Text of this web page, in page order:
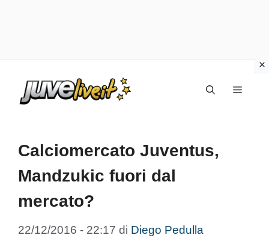
Menu
Calciomercato Juventus,
Mandzukic fuori dal
mercato?
22/12/2016 - 22:17 di Diego Pedulla